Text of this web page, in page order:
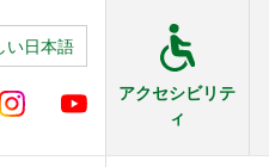
い日本語
アクセシビリテ
ィ